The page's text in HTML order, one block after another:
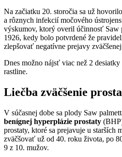
Na začiatku 20. storočia sa už
a rôznych infekcií močového
výskumov, ktorý overil účinnosť Saw
1926, kedy bolo potvrdené že
zlepšovať negatívne prejavy
Dnes možno nájsť viac než 2
rastline.
Liečba zväčšenie
V súčasnej dobe sa plody Saw
benígnej hyperplázie prostaty
prostaty, ktoré sa prejavuje u starších
zväčšovať už od 40. roku života, po
9 z 10. mužov.